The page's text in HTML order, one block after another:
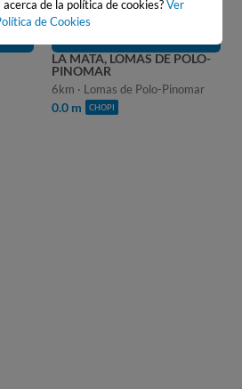
LA MATA, LOMAS DE POLO-
PINOMAR
6km · Lomas de Polo-Pinomar
0.0 m CHOPI
de la política de cookies?Ver
de Cookies